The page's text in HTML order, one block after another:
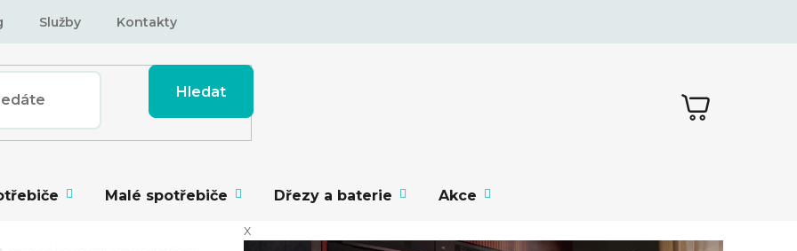
Služby Kontakty
Hledat
NÁKUPNÍ
KOŠÍK
Malé spotřebiče Dřezy a baterie Akce
x